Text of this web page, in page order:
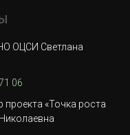
ОЦСИ Светлана
06
проекта «Точка роста